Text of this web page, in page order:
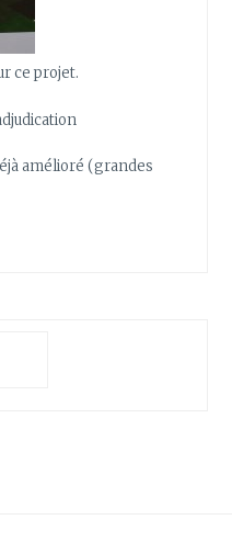
ce projet.
amélioré (grandes